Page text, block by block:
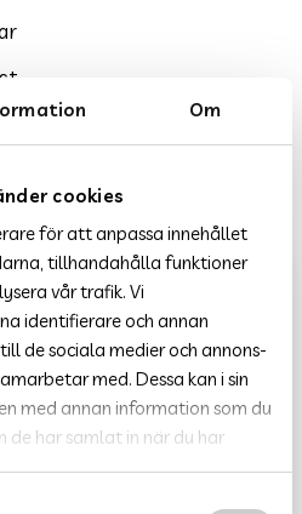
Om
cookies
för att anpassa innehållet
tillhandahålla funktioner
vår trafik. Vi
identifierare och annan
de sociala medier och annons-
med. Dessa kan i sin
med annan information som du
har samlat in när du har